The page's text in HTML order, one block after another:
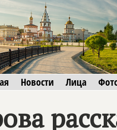
Новости Лица